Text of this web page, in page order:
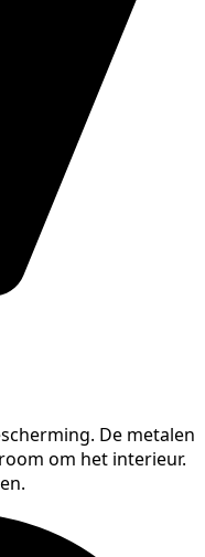
De metalen
om het interieur.